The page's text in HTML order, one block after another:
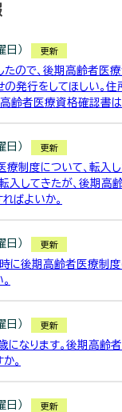
） 更新
たので、後期高齢者医
の発行をしてほしい。
齢者医療資格確認書は
） 更新
療制度について、転入
転入してきたが、後期高
ばよいか。
） 更新
に後期高齢者医療制
） 更新
になります。後期高齢
。
） 更新